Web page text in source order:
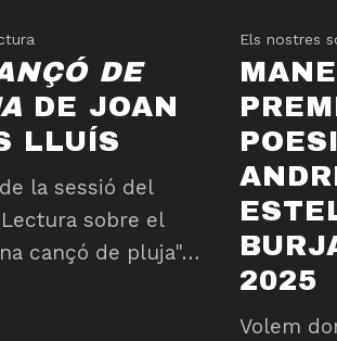
DE
DE JOAN
LLUÍS
la sessió del
sobre el
cançó de pluja"…
Els nostres
2025
Volem